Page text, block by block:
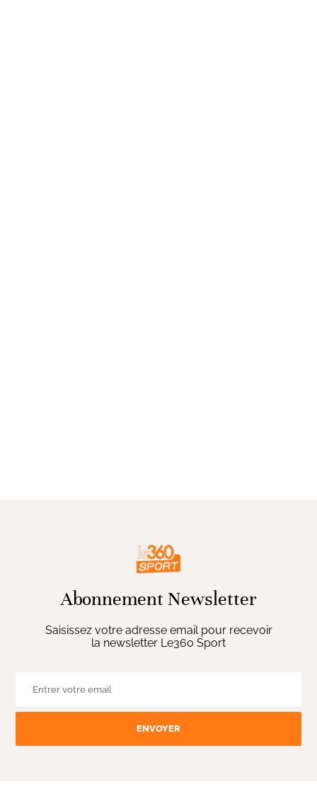
Abonnement Newsletter
Saisissez votre adresse email pour recevoir
la newsletter Le360 Sport
ENVOYER